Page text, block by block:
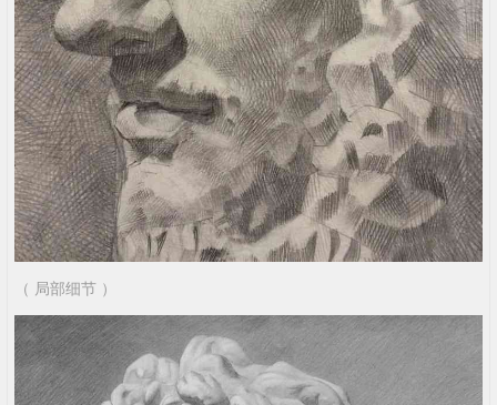
（ 局部细节 ）